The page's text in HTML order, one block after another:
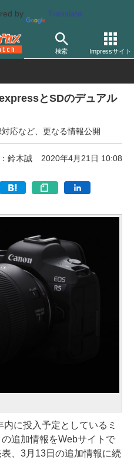
by Translate
検索 Impressサイト
レスカメラ キヤノン
とSDのデュアル
応など、更なる情報公開
鈴木誠 2020年4月21日 10:08
に投入予定としているミ
追加情報をWebサイトで
、3月13日の追加情報に続